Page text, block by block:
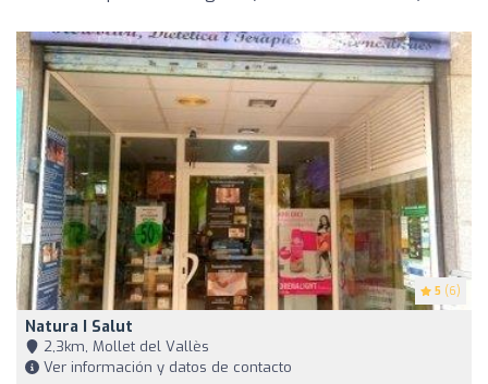
5 (6)
Natura I Salut
2,3km, Mollet del Vallès
Ver información y datos de contacto